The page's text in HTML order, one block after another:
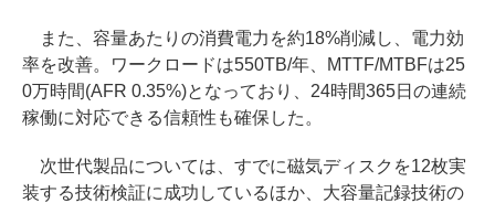
また、容量あたりの消費電力を約18%削減し、電力効
率を改善。ワークロードは550TB/年、MTTF/MTBFは25
0万時間(AFR 0.35%)となっており、24時間365日の連続
稼働に対応できる信頼性も確保した。
次世代製品については、すでに磁気ディスクを12枚実
装する技術検証に成功しているほか、大容量記録技術の